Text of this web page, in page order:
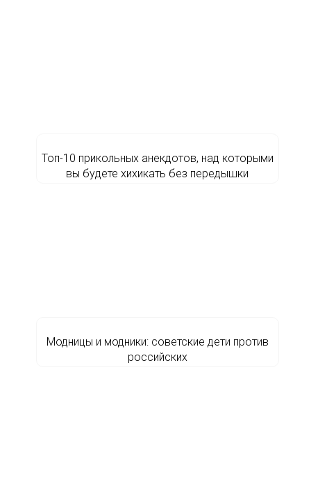
Топ-10 прикольных анекдотов, над которыми
вы будете хихикать без передышки
Модницы и модники: советские дети против
российских